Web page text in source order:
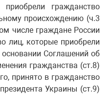
гражданство
происхождению (ч.3
числе граждане России
лиц, которые приобрели
Соглашений об
гражданства (ст.8)
принято в гражданство
Украины (ст.9)